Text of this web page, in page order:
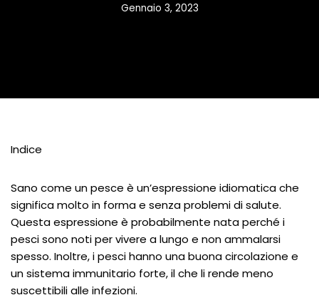
Gennaio 3, 2023
Indice
Sano come un pesce è un’espressione idiomatica che
significa molto in forma e senza problemi di salute.
Questa espressione è probabilmente nata perché i
pesci sono noti per vivere a lungo e non ammalarsi
spesso. Inoltre, i pesci hanno una buona circolazione e
un sistema immunitario forte, il che li rende meno
suscettibili alle infezioni.